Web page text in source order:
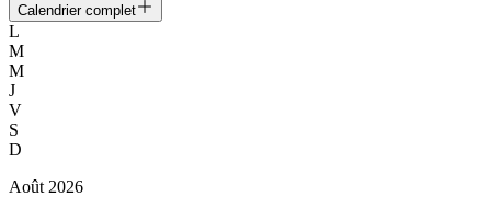
Calendrier complet
L
M
M
J
V
S
D
Août 2026